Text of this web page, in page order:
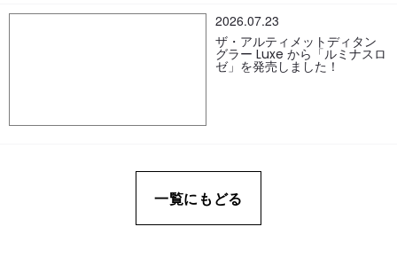
変、削除、第三者への再許諾その他あらゆる利用を含む）する権利を許諾
投稿された方（応募者）は、本キャンペーンサイト及び当社の運営する別
サイト・別媒体への投稿内容の掲載に関して、当社に対し、著作者人格権
の行使を含む一切の権利行使および名目を問わずいかなる請求・要求はで
ル、宣伝印刷物等の制作物に使用させていただく場合がございます。その
応募者は、本キャンペーンサイトの利用におけるニックネームおよびアイ
カウント情報として登録されている全ての情報を含みます。）が当社およ
びプリアップによって使用されることに同意するものとします。また、使
用に際し、個別にお知らせすることはございません。あらかじめご了承く
2026.07.23
ザ・アルティメットディタン
グラー Luxe から「ルミナスロ
ゼ」を発売しました！
一覧にもどる